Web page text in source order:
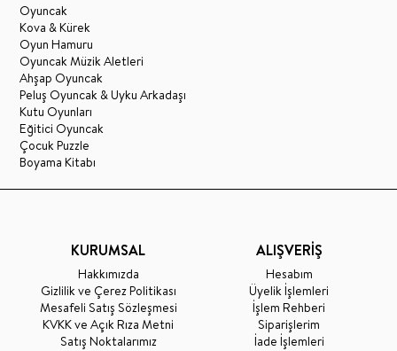
Oyuncak
Kova & Kürek
Oyun Hamuru
Oyuncak Müzik Aletleri
Ahşap Oyuncak
Peluş Oyuncak & Uyku Arkadaşı
Kutu Oyunları
Eğitici Oyuncak
Çocuk Puzzle
Boyama Kitabı
KURUMSAL
Hakkımızda
Gizlilik ve Çerez Politikası
Mesafeli Satış Sözleşmesi
KVKK ve Açık Rıza Metni
Satış Noktalarımız
ALIŞVERİŞ
Hesabım
Üyelik İşlemleri
İşlem Rehberi
Siparişlerim
İade İşlemleri